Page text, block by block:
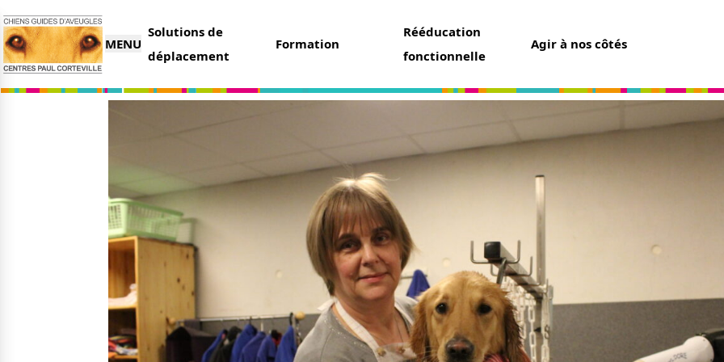
MENU
Solutions de
déplacement
Formation
Rééducation
fonctionnelle
Agir à nos côtés
Nos partenaires
Nos centres
Nos remises
Nos dernières actus
Le magazine du donateur
Nous aider
Faire un don
Legs et assurance vie
Organiser une collecte
Parrainer un futur chien guide
Devenir famille d’accueil
Devenir bénévole
Tout savoir